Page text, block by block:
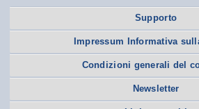
Supporto
Impressum Informativa
Condizioni generali del
Newsletter